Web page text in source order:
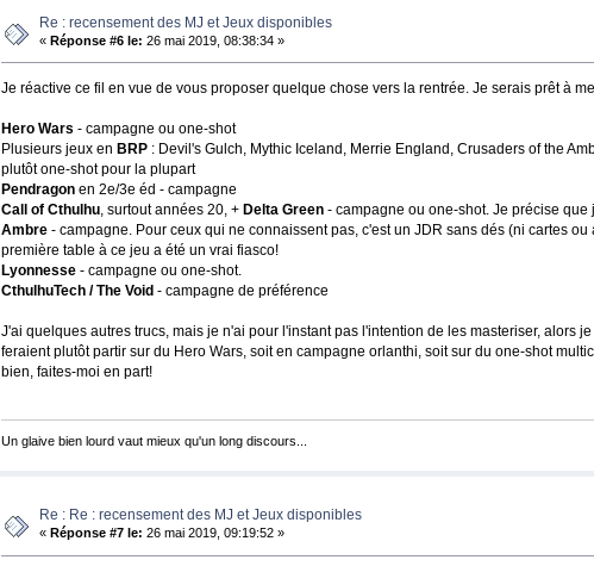
Re : recensement des MJ et Jeux disponibles
« Réponse #6 le: 26 mai 2019, 08:38:34 »
Je réactive ce fil en vue de vous proposer quelque chose vers la rentrée. Je serais prêt à
Hero Wars - campagne ou one-shot
Plusieurs jeux en BRP : Devil's Gulch, Mythic Iceland, Merrie England, Crusaders of the
plutôt one-shot pour la plupart
Pendragon en 2e/3e éd - campagne
Call of Cthulhu, surtout années 20, + Delta Green - campagne ou one-shot. Je précise
Ambre - campagne. Pour ceux qui ne connaissent pas, c'est un JDR sans dés (ni cartes
première table à ce jeu a été un vrai fiasco!
Lyonnesse - campagne ou one-shot.
CthulhuTech / The Void - campagne de préférence
J'ai quelques autres trucs, mais je n'ai pour l'instant pas l'intention de les masteriser, alors
feraient plutôt partir sur du Hero Wars, soit en campagne orlanthi, soit sur du one-shot
bien, faites-moi en part!
Un glaive bien lourd vaut mieux qu'un long discours...
Re : Re : recensement des MJ et Jeux disponibles
« Réponse #7 le: 26 mai 2019, 09:19:52 »